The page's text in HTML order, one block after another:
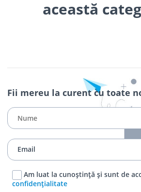
această
Fii mereu la curent cu toate
Am luat la cunoștință și sunt de
confidențialitate